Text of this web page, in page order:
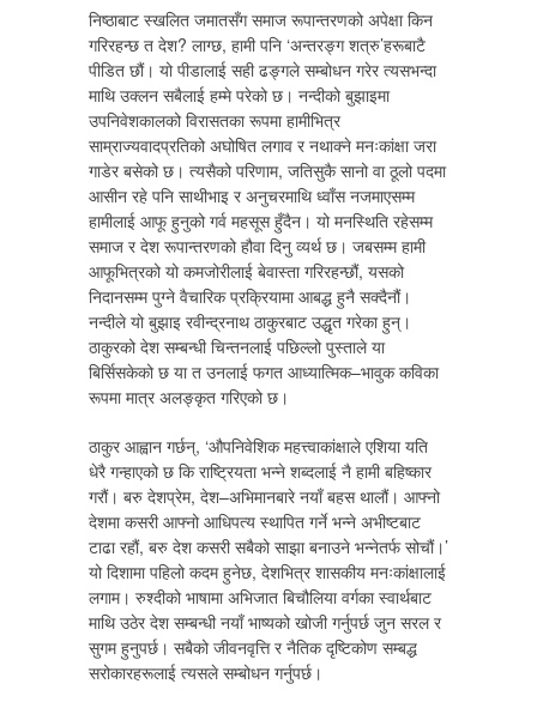
निष्ठाबाट स्खलित जमातसँग समाज रूपान्तरणको अपेक्षा किन
गरिरहन्छ त देश? लाग्छ, हामी पनि ‘अन्तरङ्ग शत्रु’हरूबाटै
पीडित छौं। यो पीडालाई सही ढङ्गले सम्बोधन गरेर त्यसभन्दा
माथि उक्लन सबैलाई हम्मे परेको छ। नन्दीको बुझाइमा
उपनिवेशकालको विरासतका रूपमा हामीभित्र
साम्राज्यवादप्रतिको अघोषित लगाव र नथाक्ने मनःकांक्षा जरा
गाडेर बसेको छ। त्यसैको परिणाम, जतिसुकै सानो वा ठूलो पदमा
आसीन रहे पनि साथीभाइ र अनुचरमाथि ध्वाँस नजमाएसम्म
हामीलाई आफू हुनुको गर्व महसूस हुँदैन। यो मनस्थिति रहेसम्म
समाज र देश रूपान्तरणको हौवा दिनु व्यर्थ छ। जबसम्म हामी
आफूभित्रको यो कमजोरीलाई बेवास्ता गरिरहन्छौं, यसको
निदानसम्म पुग्ने वैचारिक प्रक्रियामा आबद्ध हुनै सक्दैनौं।
नन्दीले यो बुझाइ रवीन्द्रनाथ ठाकुरबाट उद्धृत गरेका हुन्।
ठाकुरको देश सम्बन्धी चिन्तनलाई पछिल्लो पुस्ताले या
बिर्सिसकेको छ या त उनलाई फगत आध्यात्मिक–भावुक कविका
रूपमा मात्र अलङ्कृत गरिएको छ।
ठाकुर आह्वान गर्छन्, ‘औपनिवेशिक महत्त्वाकांक्षाले एशिया यति
धेरै गन्हाएको छ कि राष्ट्रियता भन्ने शब्दलाई नै हामी बहिष्कार
गरौं। बरु देशप्रेम, देश–अभिमानबारे नयाँ बहस थालौं। आफ्नो
देशमा कसरी आफ्नो आधिपत्य स्थापित गर्ने भन्ने अभीष्टबाट
टाढा रहौं, बरु देश कसरी सबैको साझा बनाउने भन्नेतर्फ सोचौं।’
यो दिशामा पहिलो कदम हुनेछ, देशभित्र शासकीय मनःकांक्षालाई
लगाम। रुश्दीको भाषामा अभिजात बिचौलिया वर्गका स्वार्थबाट
माथि उठेर देश सम्बन्धी नयाँ भाष्यको खोजी गर्नुपर्छ जुन सरल र
सुगम हुनुपर्छ। सबैको जीवनवृत्ति र नैतिक दृष्टिकोण सम्बद्ध
सरोकारहरूलाई त्यसले सम्बोधन गर्नुपर्छ।